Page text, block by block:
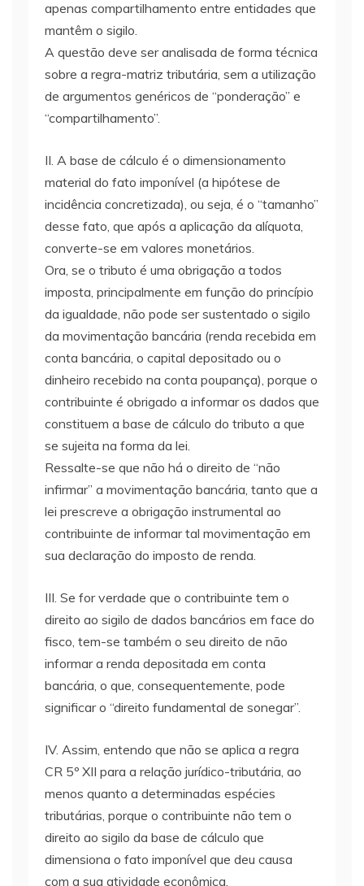
apenas compartilhamento entre entidades que
mantêm o sigilo.
A questão deve ser analisada de forma técnica
sobre a regra-matriz tributária, sem a utilização
de argumentos genéricos de “ponderação” e
“compartilhamento”.
II. A base de cálculo é o dimensionamento
material do fato imponível (a hipótese de
incidência concretizada), ou seja, é o “tamanho”
desse fato, que após a aplicação da alíquota,
converte-se em valores monetários.
Ora, se o tributo é uma obrigação a todos
imposta, principalmente em função do princípio
da igualdade, não pode ser sustentado o sigilo
da movimentação bancária (renda recebida em
conta bancária, o capital depositado ou o
dinheiro recebido na conta poupança), porque o
contribuinte é obrigado a informar os dados que
constituem a base de cálculo do tributo a que
se sujeita na forma da lei.
Ressalte-se que não há o direito de “não
infirmar” a movimentação bancária, tanto que a
lei prescreve a obrigação instrumental ao
contribuinte de informar tal movimentação em
sua declaração do imposto de renda.
III. Se for verdade que o contribuinte tem o
direito ao sigilo de dados bancários em face do
fisco, tem-se também o seu direito de não
informar a renda depositada em conta
bancária, o que, consequentemente, pode
significar o “direito fundamental de sonegar”.
IV. Assim, entendo que não se aplica a regra
CR 5º XII para a relação jurídico-tributária, ao
menos quanto a determinadas espécies
tributárias, porque o contribuinte não tem o
direito ao sigilo da base de cálculo que
dimensiona o fato imponível que deu causa
com a sua atividade econômica.